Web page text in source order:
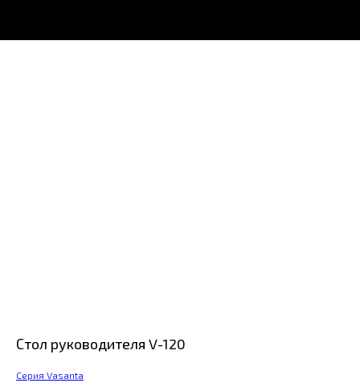
Стол руководителя V-120
Серия Vasanta